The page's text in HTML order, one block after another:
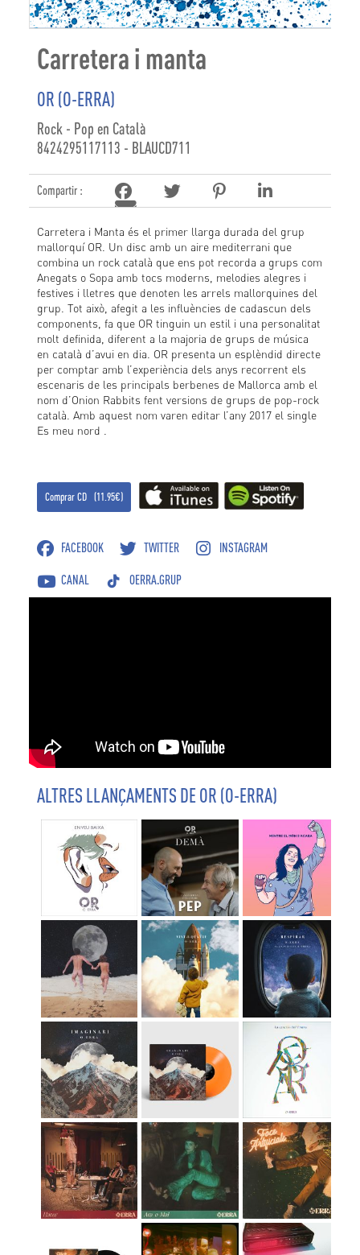
Carretera i manta
OR (O-ERRA)
Rock - Pop en Català
8424295117113 - BLAUCD711
Compartir :
Carretera i Manta és el primer llarga durada del grup
mallorquí OR. Un disc amb un aire mediterrani que
combina un rock català que ens pot recorda a grups com
Anegats o Sopa amb tocs moderns, melodies alegres i
festives i lletres que denoten les arrels mallorquines del
grup. Tot això, afegit a les influències de cadascun dels
components, fa que OR tinguin un estil i una personalitat
molt definida, diferent a la majoria de grups de música
en català d’avui en dia. OR presenta un esplèndid directe
per comptar amb l’experiència dels anys recorrent els
escenaris de les principals berbenes de Mallorca amb el
nom d’Onion Rabbits fent versions de grups de pop-rock
català. Amb aquest nom varen editar l’any 2017 el single
Es meu nord .
Comprar CD (11.95€)
FACEBOOK TWITTER INSTAGRAM
CANAL OERRA.GRUP
ALTRES LLANÇAMENTS DE OR (O-ERRA)